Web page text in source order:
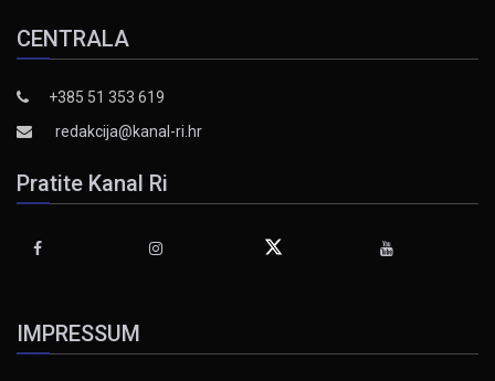
CENTRALA
+385 51 353 619
redakcija@kanal-ri.hr
Pratite Kanal Ri
IMPRESSUM